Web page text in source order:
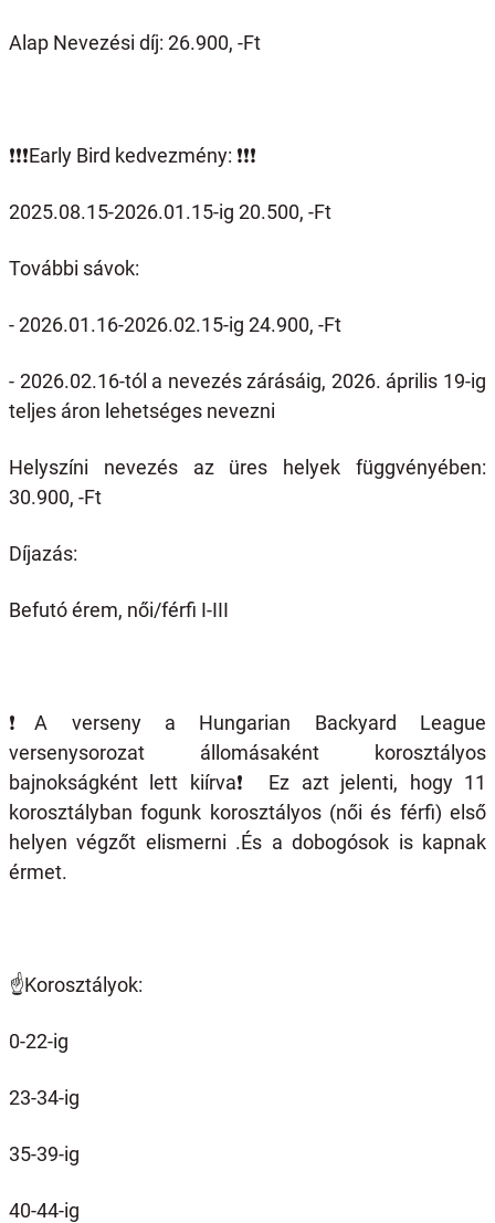
Alap Nevezési díj: 26.900, -Ft
❗️❗️❗️Early Bird kedvezmény: ❗️❗️❗️
2025.08.15-2026.01.15-ig 20.500, -Ft
További sávok:
- 2026.01.16-2026.02.15-ig 24.900, -Ft
- 2026.02.16-tól a nevezés zárásáig, 2026. április 19-ig
teljes áron lehetséges nevezni
Helyszíni nevezés az üres helyek függvényében:
30.900, -Ft
Díjazás:
Befutó érem, női/férfi I-III
❗️A verseny a Hungarian Backyard League
versenysorozat állomásaként korosztályos
bajnokságként lett kiírva❗️
Ez azt jelenti, hogy 11
korosztályban fogunk korosztályos (női és férfi) első
helyen végzőt elismerni .És a dobogósok is kapnak
érmet.
☝️Korosztályok:
0-22-ig
23-34-ig
35-39-ig
40-44-ig